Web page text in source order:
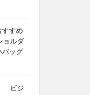
すめ
ョルダ
ッグ
ビジ